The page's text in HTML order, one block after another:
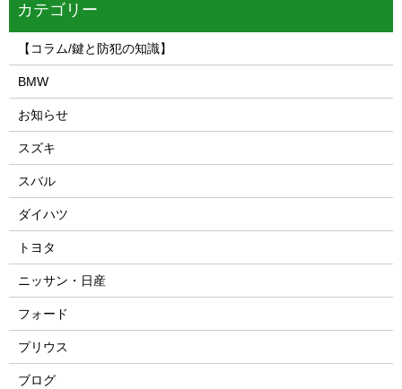
カテゴリー
【コラム/鍵と防犯の知識】
BMW
お知らせ
スズキ
スバル
ダイハツ
トヨタ
ニッサン・日産
フォード
プリウス
ブログ